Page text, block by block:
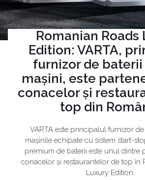
Romanian Roads
Edition: VARTA,
furnizor de
mașini, este
conacelor și
top din
VARTA este principalul furnizor
mașinile echipate cu sistem start-
premium de baterii este unul dintre
conacelor și restaurantelor de top în
Luxury Edition.